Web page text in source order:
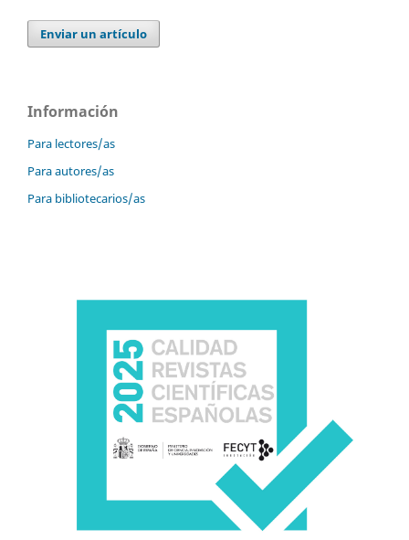
Enviar un artículo
Información
Para lectores/as
Para autores/as
Para bibliotecarios/as